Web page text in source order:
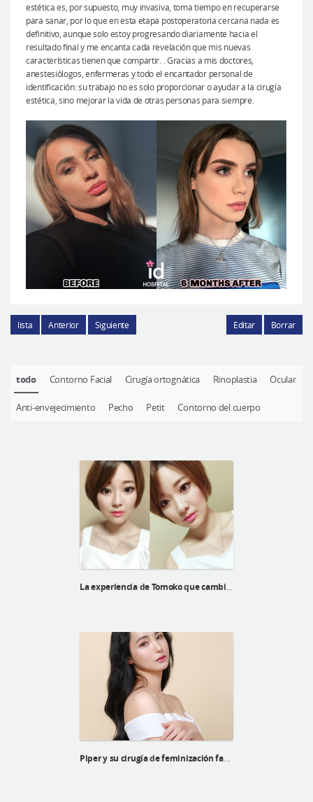
estética es, por supuesto, muy invasiva, toma tiempo en recuperarse
para sanar, por lo que en esta etapa postoperatoria cercana nada es
definitivo, aunque solo estoy progresando diariamente hacia el
resultado final y me encanta cada revelación que mis nuevas
características tienen que compartir. . Gracias a mis doctores,
anestesiólogos, enfermeras y todo el encantador personal de
identificación: su trabajo no es solo proporcionar o ayudar a la cirugía
estética, sino mejorar la vida de otras personas para siempre.
lista Anterior Siguiente Editar Borrar
todo Contorno Facial Cirugía ortognática Rinoplastia Ocular
Anti-envejecimiento Pecho Petit Contorno del cuerpo
Piper y su cirugía de feminización facial superior de la línea Barbie